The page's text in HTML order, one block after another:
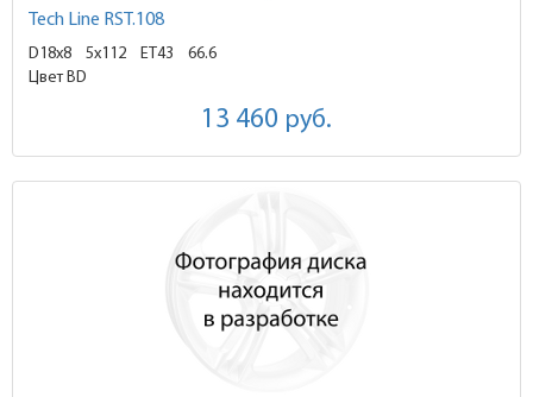
Tech Line RST.108
D18x8 5x112 ET43
66.6
Цвет BD
13 460 руб.